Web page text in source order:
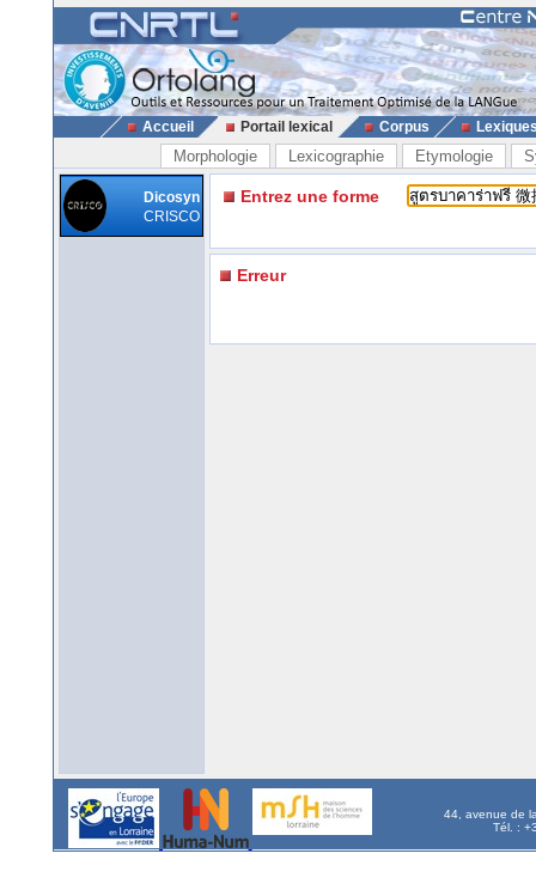
Accueil Portail lexical Corpus
Morphologie Lexicographie Etymologie
Dicosyn
CRISCO
Entrez une forme
Erreur
44, avenue de
Tél. :